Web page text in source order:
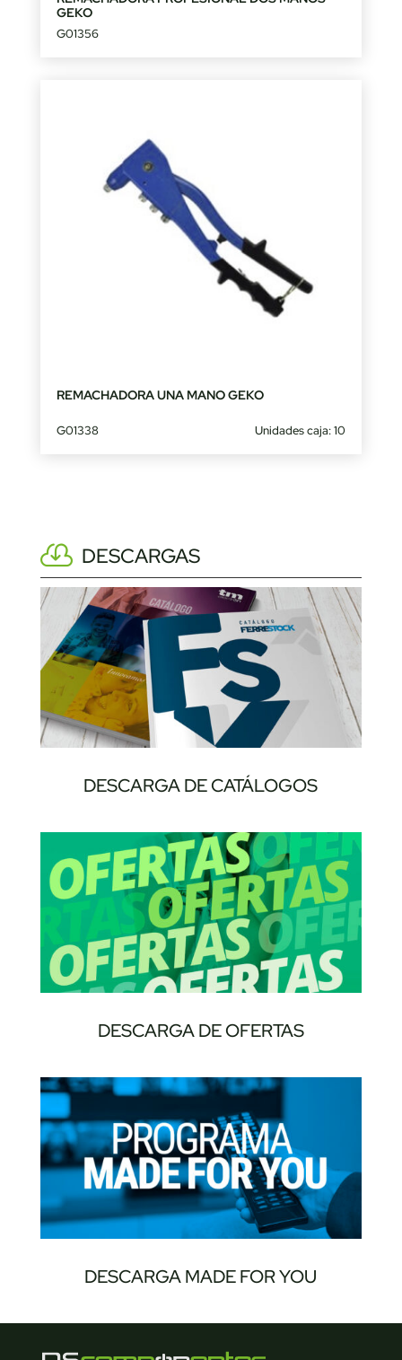
GEKO
G01356
REMACHADORA UNA MANO GEKO
G01338 Unidades caja: 10
DESCARGAS
DESCARGA DE CATÁLOGOS
DESCARGA DE OFERTAS
DESCARGA MADE FOR YOU